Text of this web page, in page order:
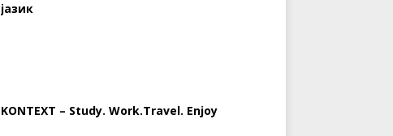
јазик
KONTEXT – Study. Work.Travel. Enjoy